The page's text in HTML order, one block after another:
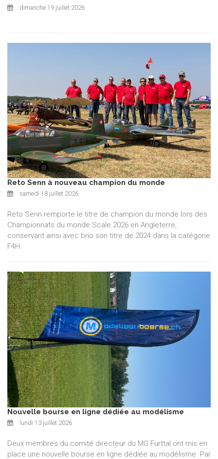
dimanche 19 juillet 2026
Reto Senn à nouveau champion du monde
samedi 18 juillet 2026
Reto Senn remporte le titre de champion du monde lors des
Championnats du monde Scale 2026 en Angleterre,
conservant ainsi avec brio son titre de 2024 dans la catégorie
F4H
Nouvelle bourse en ligne dédiée au modélisme
lundi 13 juillet 2026
Deux membres du comité directeur du MG Furttal ont mis en
place une nouvelle bourse en ligne dédiée au modélisme. Par